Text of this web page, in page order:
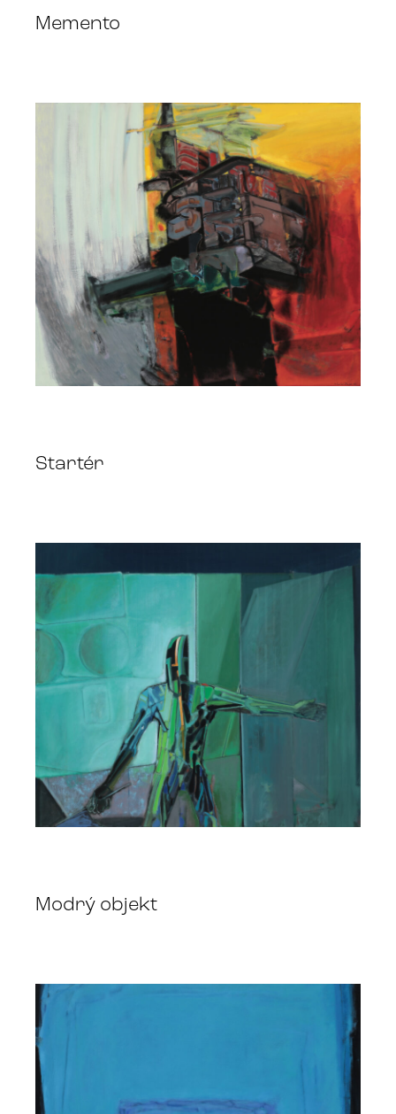
Memento
Startér
Modrý objekt